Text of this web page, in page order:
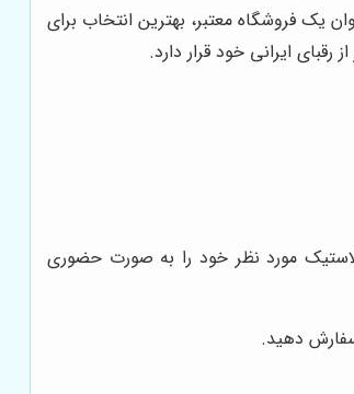
یک فروشگاه معتبر، بهترین انتخاب برای
رقبای ایرانی خود قرار دارد.
کبیر نرسیده به خیابان ملت پاساژ کوشانپور طبقه همکف پلاک 13 مراجعه کنید و لاستیک مورد نظر خود را به صورت حضوری